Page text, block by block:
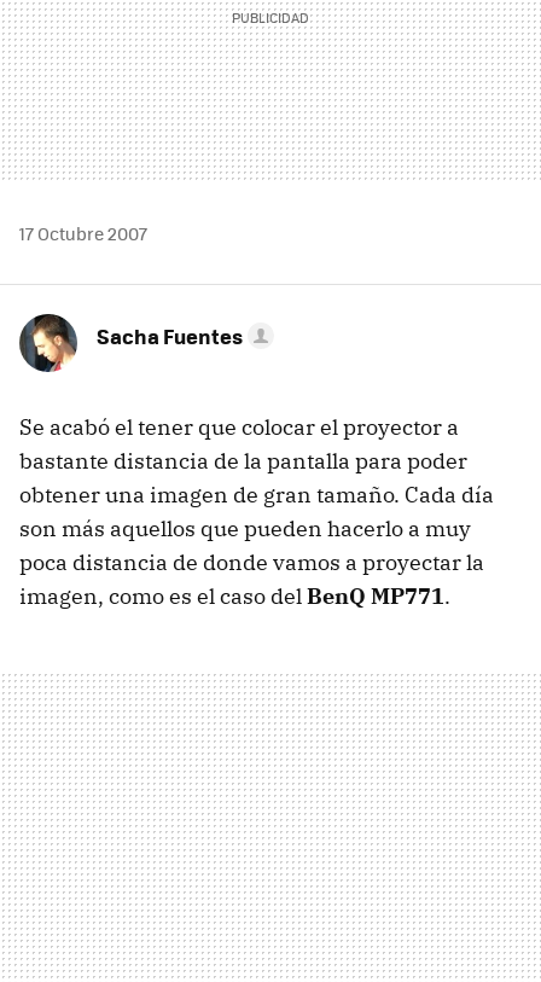
17 Octubre 2007
Sacha Fuentes
Se acabó el tener que colocar el proyector a
bastante distancia de la pantalla para poder
obtener una imagen de gran tamaño. Cada día
son más aquellos que pueden hacerlo a muy
poca distancia de donde vamos a proyectar la
imagen, como es el caso delBenQ MP771.